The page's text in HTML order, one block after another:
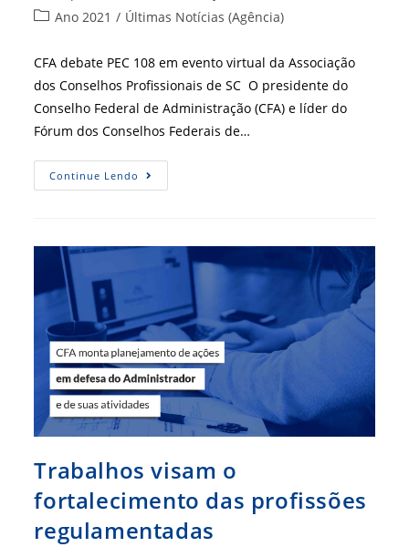
do
publicado:
Categoria
Ano 2021 / Últimas Notícias (Agência)
CFA debate PEC 108 em evento virtual da Associação
dos Conselhos Profissionais de SC O presidente do
Conselho Federal de Administração (CFA) e líder do
Fórum dos Conselhos Federais de…
Continue Lendo CFA
Debate
Da
Associação
Conselhos
Profissionais
De
SC
Trabalhos visam o
fortalecimento das profissões
regulamentadas